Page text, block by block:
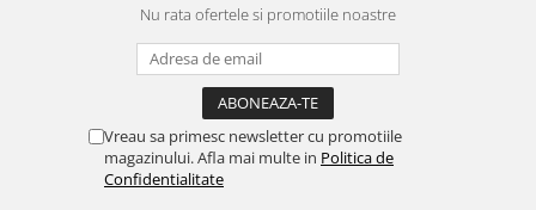
Nu rata ofertele si promotiile noastre
Vreau sa primesc newsletter cu promotiile
magazinului. Afla mai multe in Politica de
Confidentialitate